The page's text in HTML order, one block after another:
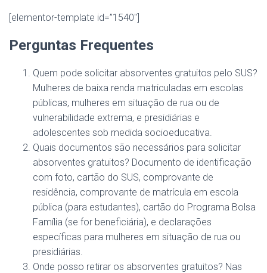
[elementor-template id=”1540″]
Perguntas Frequentes
Quem pode solicitar absorventes gratuitos pelo SUS?
Mulheres de baixa renda matriculadas em escolas
públicas, mulheres em situação de rua ou de
vulnerabilidade extrema, e presidiárias e
adolescentes sob medida socioeducativa.
Quais documentos são necessários para solicitar
absorventes gratuitos? Documento de identificação
com foto, cartão do SUS, comprovante de
residência, comprovante de matrícula em escola
pública (para estudantes), cartão do Programa Bolsa
Família (se for beneficiária), e declarações
específicas para mulheres em situação de rua ou
presidiárias.
Onde posso retirar os absorventes gratuitos? Nas